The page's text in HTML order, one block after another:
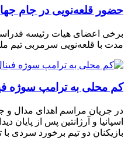
حضور قلعه‌نویی در جام جهانی ۲۰۳۰ به
برخی اعضای هیات رئیسه
مدت با قلعه‌نویی سرمربی تیم
کم محلی به ترامپ سوژه
در جریان مراسم اهدای مدال و
بازیکنان دو تیم برخورد سردی با